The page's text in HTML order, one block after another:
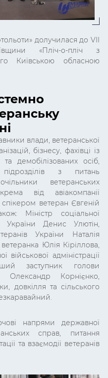
долучилася до VII
«Пліч-о-пліч з
Київською обласною
влади, ветеранської
бізнесу, фахівці із
демобілізованих осіб,
з питань
ветеранських
від авіакомпанії
спікером ветеран Євгеній
Міністр соціальної
України Денис Улютін,
України Наталія
Юлія Кіріллова,
військової адміністрації
заступник голови
Корнієнко,
довкілля та сільського
напрями державної
справ, питання
та взаємодії ветеранів